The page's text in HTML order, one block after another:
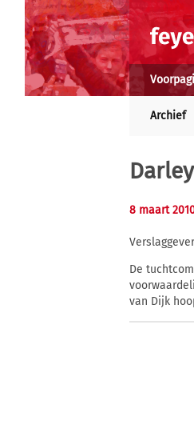
Archief
8 maart
De
van Dijk